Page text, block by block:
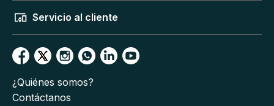
Servicio al cliente
¿Quiénes somos?
Contáctanos